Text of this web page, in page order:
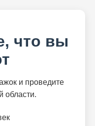
что вы
и проведите
области.